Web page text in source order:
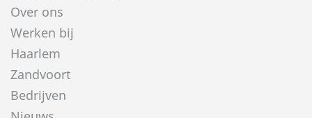
Over ons
Werken bij
Haarlem
Zandvoort
Bedrijven